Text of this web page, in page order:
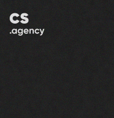
Skip to main content